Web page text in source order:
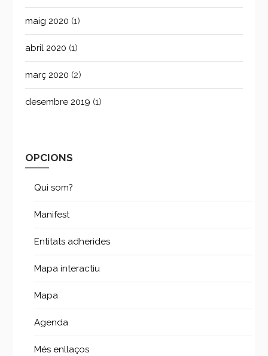
maig 2020 (1)
abril 2020 (1)
març 2020 (2)
desembre 2019 (1)
OPCIONS
Qui som?
Manifest
Entitats adherides
Mapa interactiu
Mapa
Agenda
Més enllaços